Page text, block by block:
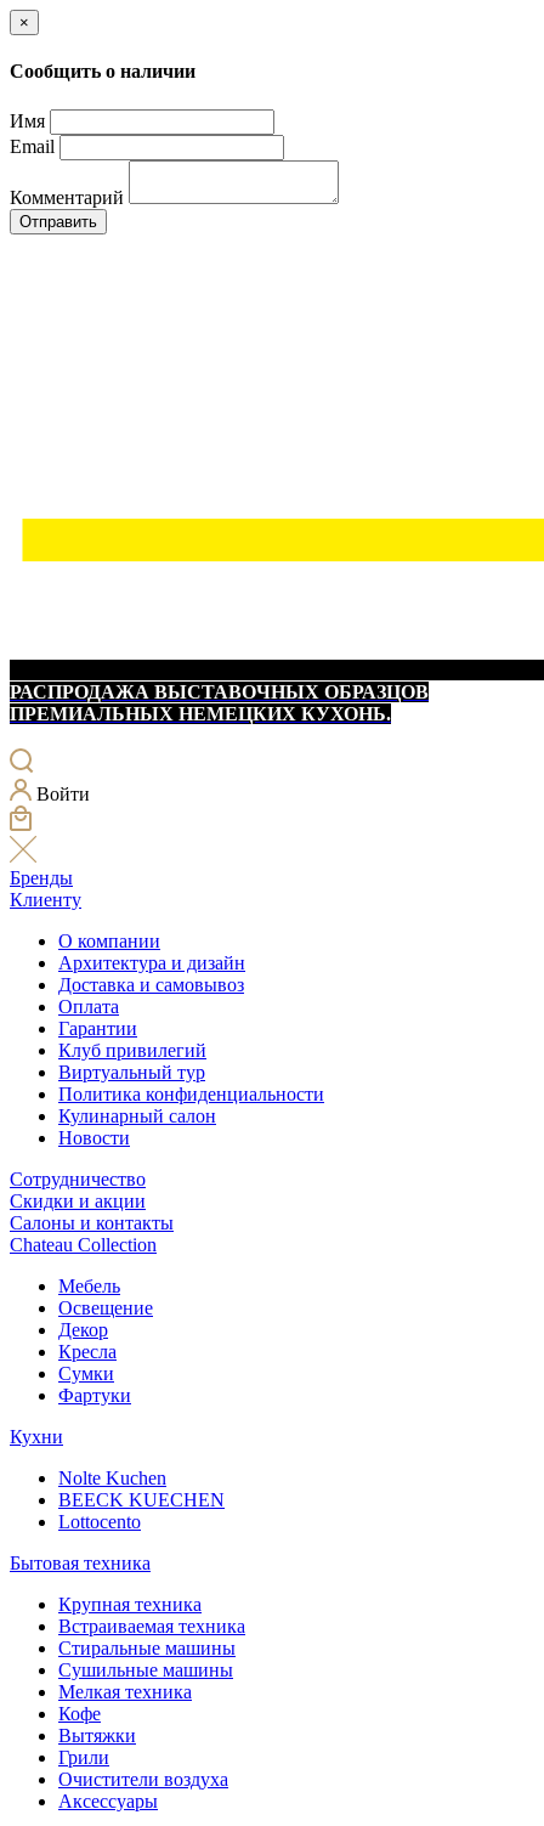
×
Сообщить о наличии
Имя
Email
Комментарий
Отправить
РАСПРОДАЖА ВЫСТАВОЧНЫХ ОБРАЗЦОВ
ПРЕМИАЛЬНЫХ НЕМЕЦКИХ КУХОНЬ.
Войти
Бренды
Клиенту
О компании
Архитектура и дизайн
Доставка и самовывоз
Оплата
Гарантии
Клуб привилегий
Виртуальный тур
Политика конфиденциальности
Кулинарный салон
Новости
Сотрудничество
Скидки и акции
Салоны и контакты
Chateau Collection
Мебель
Освещение
Декор
Кресла
Сумки
Фартуки
Кухни
Nolte Kuchen
BEECK KUECHEN
Lottocento
Бытовая техника
Крупная техника
Встраиваемая техника
Стиральные машины
Сушильные машины
Мелкая техника
Кофе
Вытяжки
Грили
Очистители воздуха
Аксессуары